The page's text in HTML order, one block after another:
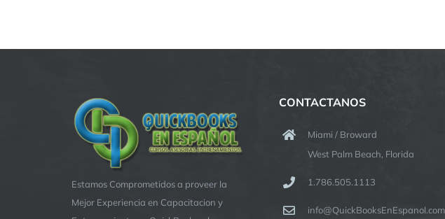
Estamos Comprometidos a proveer la
Mejor Experiencia en Capacitacion y
CONTACTANOS
Miami / Broward
West Palm Beach, Florida
1.786.505.1113
info@QuickBooksEnEspanol.com